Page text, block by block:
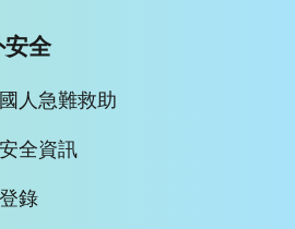
安全
人急難救助
全資訊
錄